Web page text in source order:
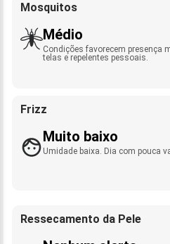
Mosquitos
Médio
Condições favorecem presença
telas e repelentes pessoais.
Frizz
Muito baixo
Umidade baixa. Dia com pouca
Ressecamento da Pele